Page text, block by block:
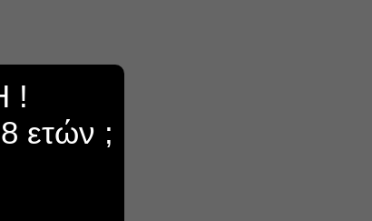
!
ετών ;